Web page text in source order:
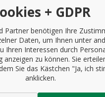
+ GDPR
Partner benötigen Ihre
Daten, um Ihnen unter
Ihren Interessen durch
anzeigen zu können. Sie
Sie das Kästchen "Ja, ich
anklicken.